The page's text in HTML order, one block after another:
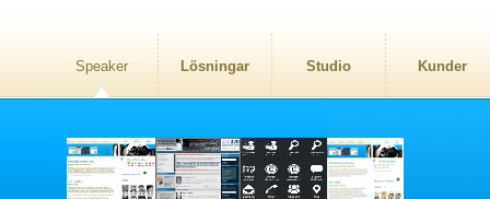
Speaker Lösningar Studio Kunder